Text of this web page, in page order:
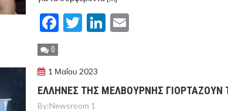
Facebook
TwitterLinkedIn
0
1 Μαΐου 2023
ΕΛΛΗΝΕΣ ΤΗΣ ΜΕΛΒΟΥΡΝΗΣ ΓΙΟΡΤΑΖΟΥΝ
By:Newsroom 1